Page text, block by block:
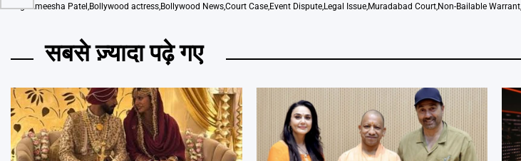
TagsAmeesha Patel Bollywood actress Bollywood NewsCourt Case Event Dispute Legal Issue Muradabad Court Non-Bailable Warrant
सबसे ज़्यादा पढ़े गए